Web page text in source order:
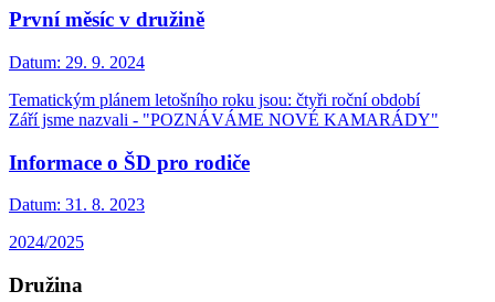
První měsíc v družině
Datum: 29. 9. 2024
Tematickým plánem letošního roku jsou: čtyři roční období
Září jsme nazvali - "POZNÁVÁME NOVÉ KAMARÁDY"
Informace o ŠD pro rodiče
Datum: 31. 8. 2023
2024/2025
Družina